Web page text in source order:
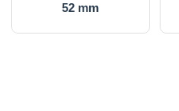
52 mm